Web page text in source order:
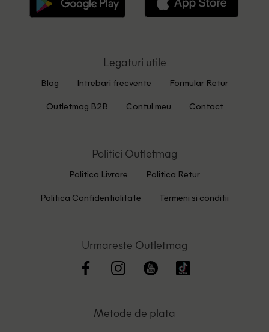
Legaturi utile
Blog Intrebari frecvente Formular Retur
Outletmag B2B Contul meu Contact
Politici Outletmag
Politica Livrare Politica Retur
Politica Confidentialitate Termeni si conditii
Urmareste Outletmag
Metode de plata